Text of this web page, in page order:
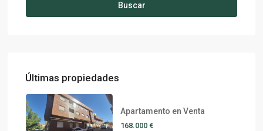
Buscar
Últimas propiedades
Apartamento en Venta
168.000 €